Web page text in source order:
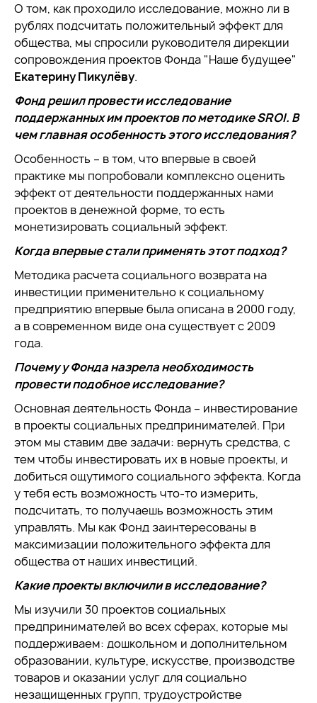
О том, как проходило исследование, можно ли в
рублях подсчитать положительный эффект для
общества, мы спросили руководителя дирекции
сопровождения проектов Фонда "Наше будущее"
Екатерину Пикулёву.
Фонд решил провести исследование
поддержанных им проектов по методике SROI. В
чем главная особенность этого исследования?
Особенность – в том, что впервые в своей
практике мы попробовали комплексно оценить
эффект от деятельности поддержанных нами
проектов в денежной форме, то есть
монетизировать социальный эффект.
Когда впервые стали применять этот подход?
Методика расчета социального возврата на
инвестиции применительно к социальному
предприятию впервые была описана в 2000 году,
а в современном виде она существует с 2009
года.
Почему у Фонда назрела необходимость
провести подобное исследование?
Основная деятельность Фонда – инвестирование
в проекты социальных предпринимателей. При
этом мы ставим две задачи: вернуть средства, с
тем чтобы инвестировать их в новые проекты, и
добиться ощутимого социального эффекта. Когда
у тебя есть возможность что-то измерить,
подсчитать, то получаешь возможность этим
управлять. Мы как Фонд заинтересованы в
максимизации положительного эффекта для
общества от наших инвестиций.
Какие проекты включили в исследование?
Мы изучили 30 проектов социальных
предпринимателей во всех сферах, которые мы
поддерживаем: дошкольном и дополнительном
образовании, культуре, искусстве, производстве
товаров и оказании услуг для социально
незащищенных групп, трудоустройстве